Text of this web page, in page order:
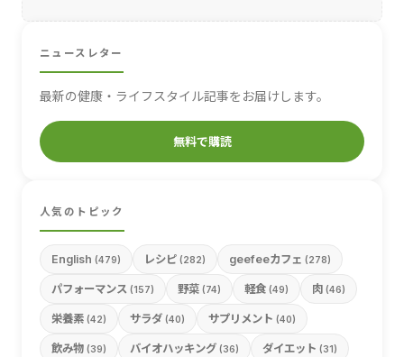
ニュースレター
最新の健康・ライフスタイル記事をお届けします。
無料で購読
人気のトピック
English (479) レシピ (282) geefeeカフェ (278)
パフォーマンス (157) 野菜 (74) 軽食 (49) 肉 (46)
栄養素 (42) サラダ (40) サプリメント (40)
飲み物 (39) バイオハッキング (36) ダイエット (31)